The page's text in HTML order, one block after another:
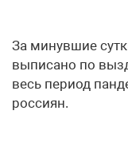
За минувшие
выписано по
весь период
россиян.